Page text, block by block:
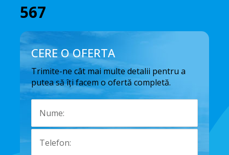
567
CERE O OFERTA
Trimite-ne cât mai multe detalii pentru a
putea să îți facem o ofertă completă.